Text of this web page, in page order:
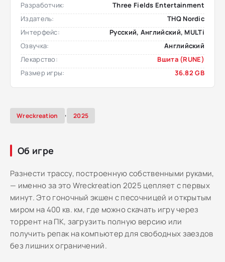
Разработчик:
Three Fields Entertainment
Издатель:
THQ Nordic
Интерфейс:
Русский, Английский, MULTi
Озвучка:
Английский
Лекарство:
Вшита (RUNE)
Размер игры:
36.82 GB
Wreckreation , 2025
Об игре
Разнести трассу, построенную собственными руками,
— именно за это Wreckreation 2025 цепляет с первых
минут. Это гоночный экшен с песочницей и открытым
миром на 400 кв. км, где можно скачать игру через
торрент на ПК, загрузить полную версию или
получить репак на компьютер для свободных заездов
без лишних ограничений.